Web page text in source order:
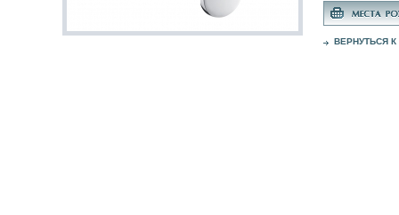
ВЕРНУТЬСЯ К